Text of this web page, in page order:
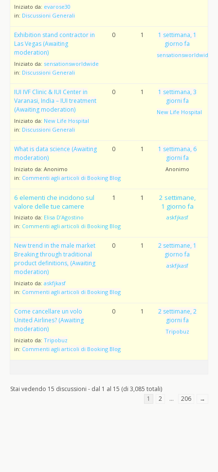
Iniziato da: evarose30
in: Discussioni Generali
Exhibition stand contractor in
Las Vegas (Awaiting
moderation)
Iniziato da: sensationsworldwide
in: Discussioni Generali
0 1
1 settimana, 1
giorno fa
sensationsworldwide
IUI IVF Clinic & IUI Center in
Varanasi, India – IUI treatment
(Awaiting moderation)
Iniziato da: New Life Hospital
in: Discussioni Generali
0 1
1 settimana, 3
giorni fa
New Life Hospital
What is data science (Awaiting
moderation)
Iniziato da: Anonimo
in: Commenti agli articoli di Booking Blog
0 1
1 settimana, 6
giorni fa
Anonimo
6 elementi che incidono sul
valore delle tue camere
Iniziato da: Elisa D’Agostino
in: Commenti agli articoli di Booking Blog
1 1
2 settimane,
1 giorno fa
askfjkasf
New trend in the male market
Breaking through traditional
product definitions, (Awaiting
moderation)
Iniziato da: askfjkasf
in: Commenti agli articoli di Booking Blog
0 1
2 settimane, 1
giorno fa
askfjkasf
Come cancellare un volo
United Airlines? (Awaiting
moderation)
Iniziato da: Tripobuz
in: Commenti agli articoli di Booking Blog
0 1
2 settimane, 2
giorni fa
Tripobuz
Stai vedendo 15 discussioni - dal 1 al 15 (di 3,085 totali)
1
2 … 206 →